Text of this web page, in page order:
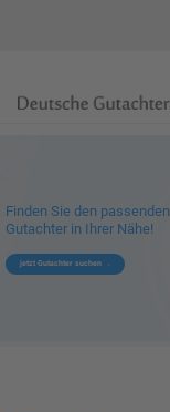
Finden Sie den passenden
Gutachter in Ihrer Nähe!
jetzt Gutachter suchen